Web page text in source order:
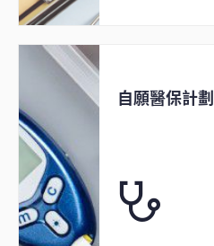
自願醫保計劃